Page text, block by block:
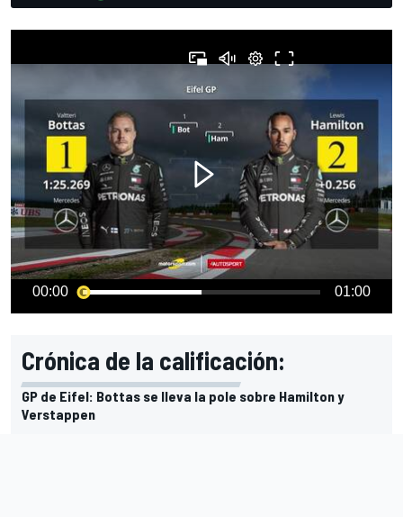
00:00 01:00
Crónica de la calificación:
GP de Eifel: Bottas se lleva la pole sobre Hamilton y
Verstappen